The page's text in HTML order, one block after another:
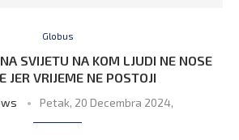
Globus
SVIJETU NA KOM LJUDI NE NOSE
JER VRIJEME NE POSTOJI
Petak, 20 Decembra 2024,